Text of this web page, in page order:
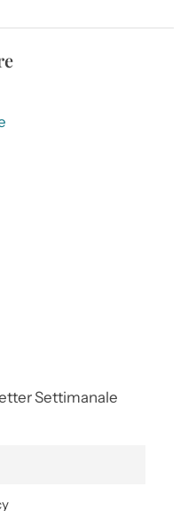
Settimanale